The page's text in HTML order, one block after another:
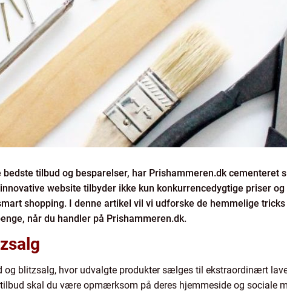
tilbud og besparelser, har Prishammeren.dk cementeret
website tilbyder ikke kun konkurrencedygtige priser
shopping. I denne artikel vil vi udforske de hemmelige
når du handler på Prishammeren.dk.
blitzsalg, hvor udvalgte produkter sælges til ekstraordinært
skal du være opmærksom på deres hjemmeside og sociale